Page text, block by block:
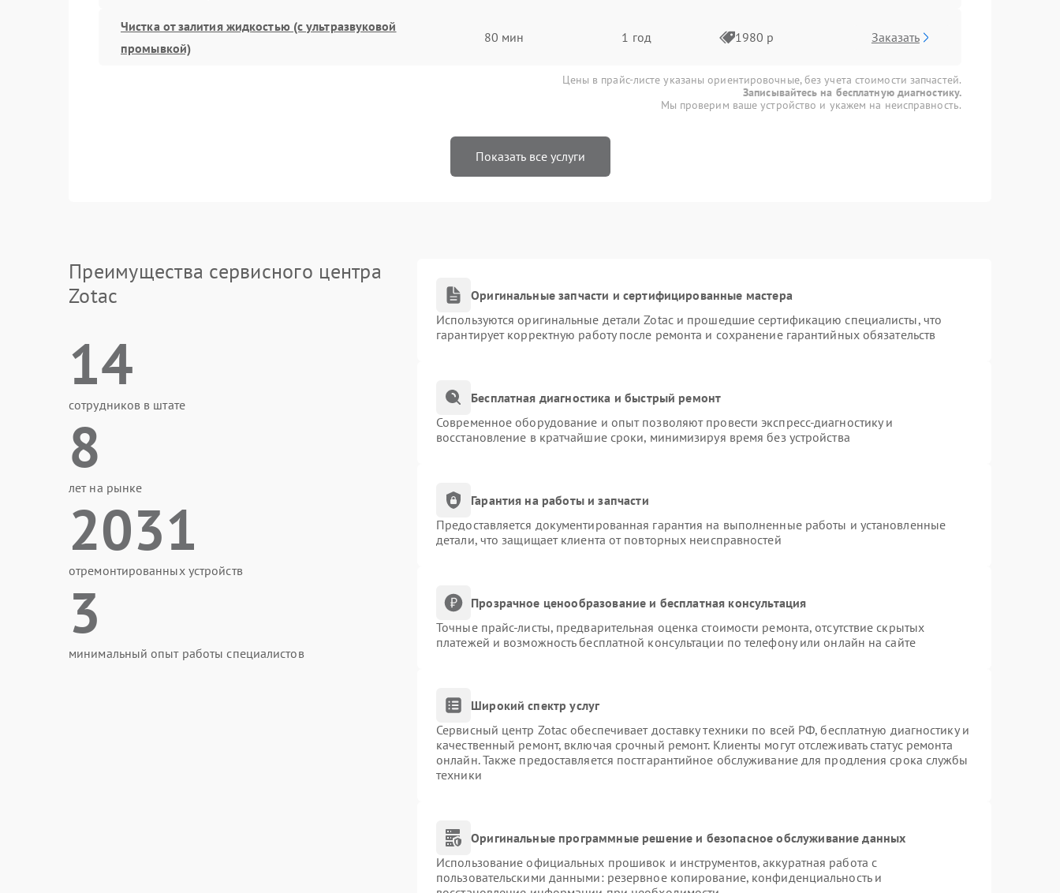
Чистка от залития жидкостью (с ультразвуковой
промывкой)
80 мин 1 год 1980 р Заказать
Цены в прайс-листе указаны ориентировочные, без учета стоимости запчастей.
Записывайтесь на бесплатную диагностику.
Мы проверим ваше устройство и укажем на неисправность.
Показать все услуги
Преимущества сервисного центра
Zotac
14
сотрудников в штате
8
лет на рынке
2031
отремонтированных устройств
3
минимальный опыт работы специалистов
Оригинальные запчасти и сертифицированные мастера
Используются оригинальные детали Zotac и прошедшие сертификацию специалисты, что
гарантирует корректную работу после ремонта и сохранение гарантийных обязательств
Бесплатная диагностика и быстрый ремонт
Современное оборудование и опыт позволяют провести экспресс-диагностику и
восстановление в кратчайшие сроки, минимизируя время без устройства
Гарантия на работы и запчасти
Предоставляется документированная гарантия на выполненные работы и установленные
детали, что защищает клиента от повторных неисправностей
Прозрачное ценообразование и бесплатная консультация
Точные прайс-листы, предварительная оценка стоимости ремонта, отсутствие скрытых
платежей и возможность бесплатной консультации по телефону или онлайн на сайте
Широкий спектр услуг
Сервисный центр Zotac обеспечивает доставку техники по всей РФ, бесплатную диагностику и
качественный ремонт, включая срочный ремонт. Клиенты могут отслеживать статус ремонта
онлайн. Также предоставляется постгарантийное обслуживание для продления срока службы
техники
Оригинальные программные решение и безопасное обслуживание данных
Использование официальных прошивок и инструментов, аккуратная работа с
пользовательскими данными: резервное копирование, конфиденциальность и